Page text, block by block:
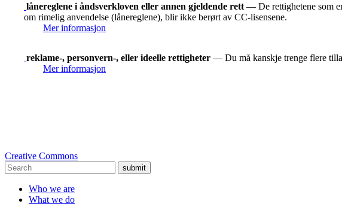
lånereglene i åndsverkloven eller annen gjeldende rett — De rettighetene som
om rimelig anvendelse (lånereglene), blir ikke berørt av CC-lisensene.
Mer informasjon
reklame-, personvern-, eller ideelle rettigheter — Du må kanskje trenge flere
Mer informasjon
Creative Commons
submit
Who we are
What we do